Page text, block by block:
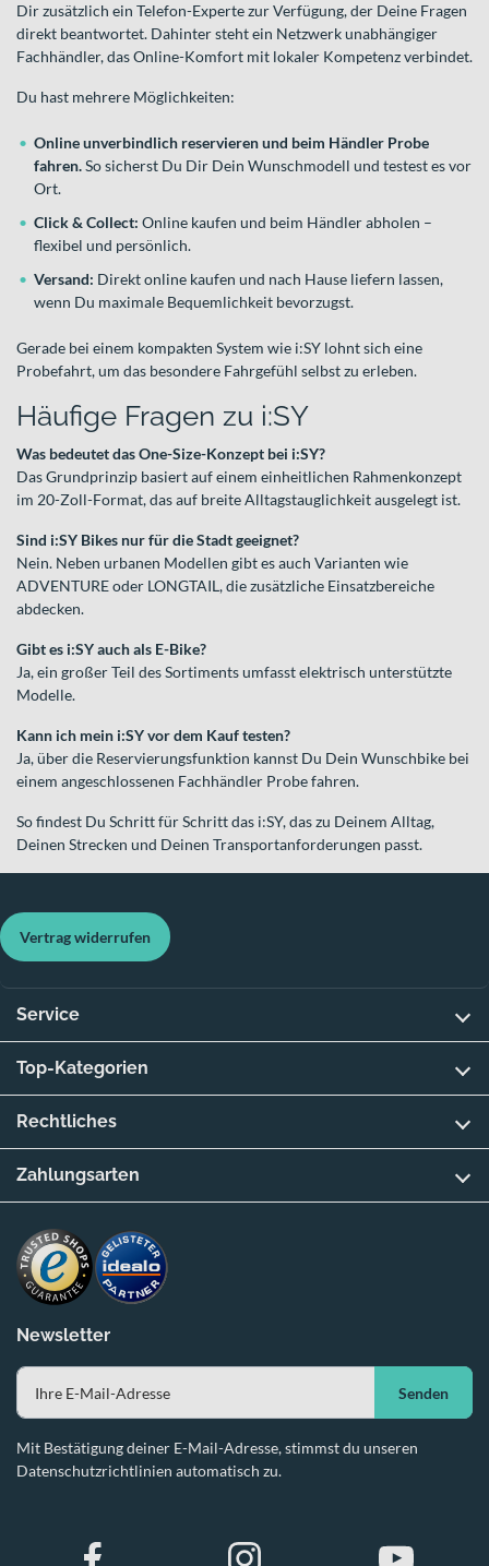
Dir zusätzlich ein Telefon-Experte zur Verfügung, der Deine Fragen
direkt beantwortet. Dahinter steht ein Netzwerk unabhängiger
Fachhändler, das Online-Komfort mit lokaler Kompetenz verbindet.
Du hast mehrere Möglichkeiten:
Online unverbindlich reservieren und beim Händler Probe
fahren.So sicherst Du Dir Dein Wunschmodell und testest es vor
Ort.
Click & Collect: Online kaufen und beim Händler abholen –
flexibel und persönlich.
Versand: Direkt online kaufen und nach Hause liefern lassen,
wenn Du maximale Bequemlichkeit bevorzugst.
Gerade bei einem kompakten System wie i:SY lohnt sich eine
Probefahrt, um das besondere Fahrgefühl selbst zu erleben.
Häufige Fragen zu i:SY
Was bedeutet das One-Size-Konzept bei i:SY?
Das Grundprinzip basiert auf einem einheitlichen Rahmenkonzept
im 20-Zoll-Format, das auf breite Alltagstauglichkeit ausgelegt ist.
Sind i:SY Bikes nur für die Stadt geeignet?
Nein. Neben urbanen Modellen gibt es auch Varianten wie
ADVENTURE oder LONGTAIL, die zusätzliche Einsatzbereiche
abdecken.
Gibt es i:SY auch als E-Bike?
Ja, ein großer Teil des Sortiments umfasst elektrisch unterstützte
Modelle.
Kann ich mein i:SY vor dem Kauf testen?
Ja, über die Reservierungsfunktion kannst Du Dein Wunschbike bei
einem angeschlossenen Fachhändler Probe fahren.
So findest Du Schritt für Schritt das i:SY, das zu Deinem Alltag,
Deinen Strecken und Deinen Transportanforderungen passt.
Newsletter
Senden
Mit Bestätigung deiner E-Mail-Adresse, stimmst du unseren
Datenschutzrichtlinien automatisch zu.
Vertrag widerrufen
Service
Top-Kategorien
Rechtliches
Zahlungsarten